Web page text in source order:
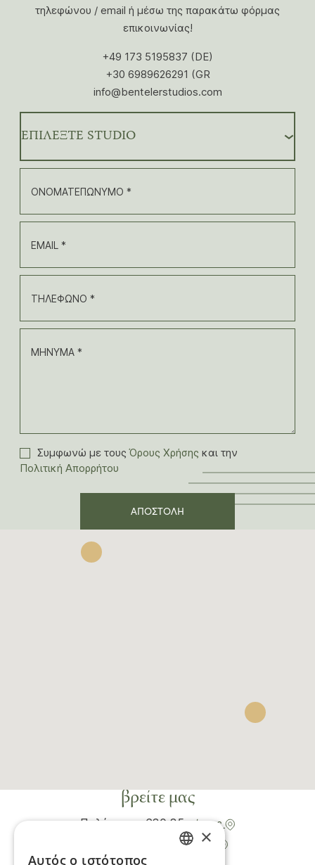
τηλεφώνου / email ή μέσω της παρακάτω φόρμας
επικοινωνίας!
+49 173 5195837 (DE)
+30 6989626291 (GR
info@bentelerstudios.com
ΕΠΙΛΕΞΤΕ STUDIO
ΟΝΟΜΑΤΕΠΩΝΥΜΟ *
EMAIL *
ΤΗΛΕΦΩΝΟ *
ΜΗΝΥΜΑ *
Συμφωνώ με τουςΌρους Χρήσης και την
Πολιτική Απορρήτου
ΑΠΟΣΤΟΛΗ
βρείτε μας
Πολύχρονο 630 85χάρτης
Καλλιθέα 630 77χάρτης
×
Αυτός ο ιστότοπος